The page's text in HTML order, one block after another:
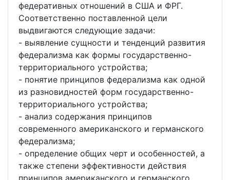
федеративных отношений в США и ФРГ.
Соответственно поставленной цели
выдвигаются следующие задачи:
- выявление сущности и тенденций развития
федерализма как формы государственно-
территориального устройства;
- понятие принципов федерализма как одной
из разновидностей форм государственно-
территориального устройства;
- анализ содержания принципов
современного американского и германского
федерализма;
- определение общих черт и особенностей, а
также степени эффективности действия